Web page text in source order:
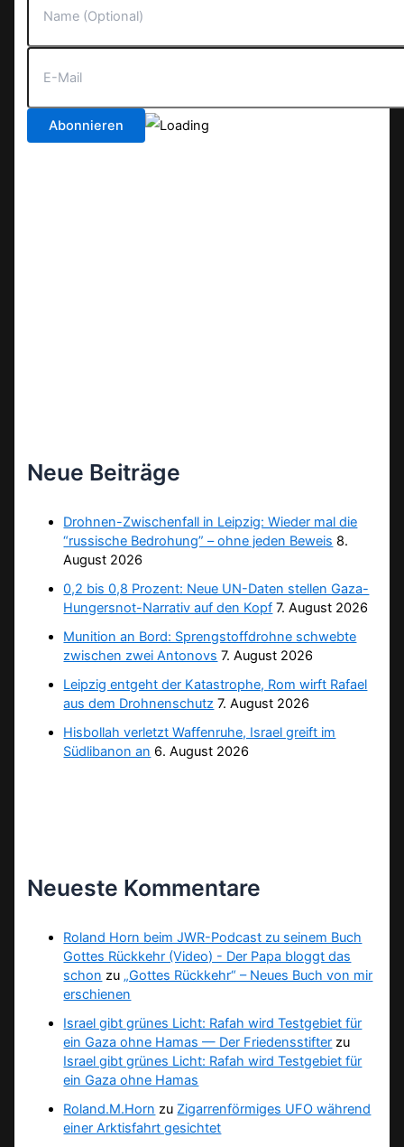
Neue Beiträge
Drohnen-Zwischenfall in Leipzig: Wieder mal die
“russische Bedrohung” – ohne jeden Beweis 8.
August 2026
0,2 bis 0,8 Prozent: Neue UN-Daten stellen Gaza-
Hungersnot-Narrativ auf den Kopf 7. August 2026
Munition an Bord: Sprengstoffdrohne schwebte
zwischen zwei Antonovs 7. August 2026
Leipzig entgeht der Katastrophe, Rom wirft Rafael
aus dem Drohnenschutz 7. August 2026
Hisbollah verletzt Waffenruhe, Israel greift im
Südlibanon an 6. August 2026
Neueste Kommentare
Roland Horn beim JWR-Podcast zu seinem Buch
Gottes Rückkehr (Video) - Der Papa bloggt das
schon zu „Gottes Rückkehr“ – Neues Buch von mir
erschienen
Israel gibt grünes Licht: Rafah wird Testgebiet für
ein Gaza ohne Hamas — Der Friedensstifter zu
Israel gibt grünes Licht: Rafah wird Testgebiet für
ein Gaza ohne Hamas
Roland.M.Horn zu Zigarrenförmiges UFO während
einer Arktisfahrt gesichtet